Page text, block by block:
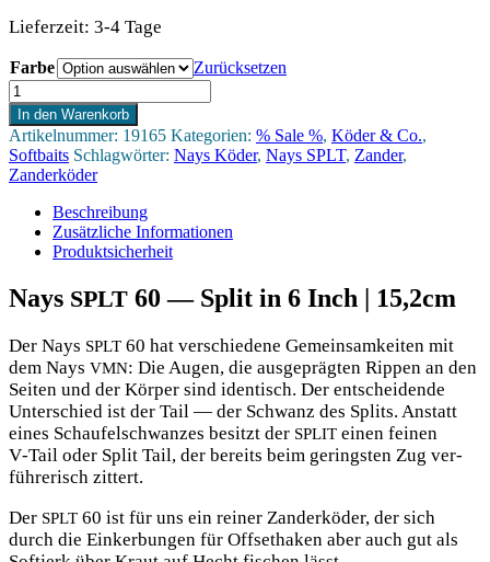
Lieferzeit: 3-4 Tage
Farbe
Zurücksetzen
Nays
SPLT
60
Menge
In den Warenkorb
Artikelnummer: 19165 Kategorien: % Sale %, Köder & Co.,
Softbaits Schlagwörter: Nays Köder, Nays SPLT, Zander,
Zanderköder
Beschreibung
Zusätzliche Informationen
Produktsicherheit
Nays SPLT 60 — Split in 6 Inch | 15,2cm
Der Nays SPLT 60 hat ver­schie­de­ne Gemein­sam­kei­ten mit
dem Nays VMN: Die Augen, die aus­ge­präg­ten Rip­pen an den
Sei­ten und der Kör­per sind iden­tisch. Der ent­schei­den­de
Unter­schied ist der Tail — der Schwanz des Splits. Anstatt
eines Schau­fel­schwan­zes besitzt der SPLIT einen fei­nen
V‑Tail oder Split Tail, der bereits beim gerings­ten Zug ver­
füh­re­risch zittert.
Der SPLT 60 ist für uns ein rei­ner Zan­der­kö­der, der sich
durch die Ein­ker­bun­gen für Off­s­et­ha­ken aber auch gut als